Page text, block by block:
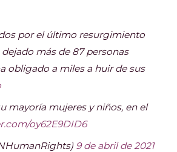
por el último resurgimiento
más de 87 personas
obligado a miles a huir de sus
mayoría mujeres y niños, en el
oy62E9DID6
9 de abril de 2021